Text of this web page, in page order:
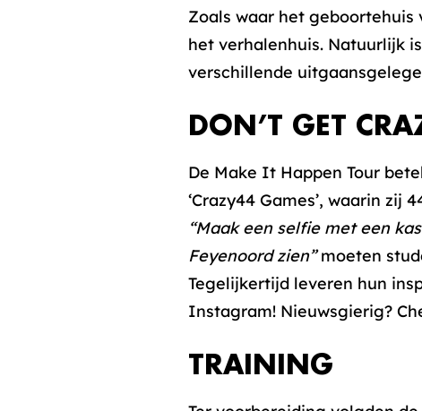
Zoals waar het geboortehuis
het verhalenhuis. Natuurlijk
verschillende
DON’T GET
De Make It Happen Tour
‘Crazy44 Games’, waarin
“Maak een selfie met een
Feyenoord zien”moeten
Tegelijkertijd leveren hun
Instagram! Nieuwsgierig?
TRAINING